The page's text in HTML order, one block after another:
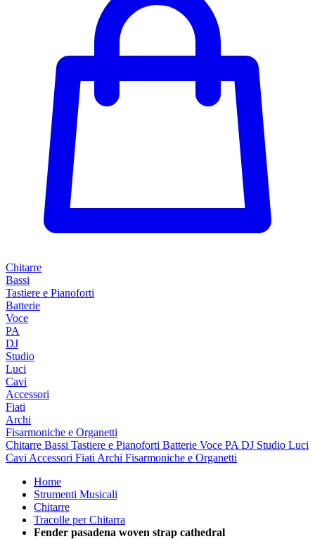
Chitarre
Bassi
Tastiere e Pianoforti
Batterie
Voce
PA
DJ
Studio
Luci
Cavi
Accessori
Fiati
Archi
Fisarmoniche e Organetti
Chitarre Bassi Tastiere e Pianoforti Batterie Voce PA DJ Studio Luci
Cavi Accessori Fiati Archi Fisarmoniche e Organetti
Home
Strumenti Musicali
Chitarre
Tracolle per Chitarra
Fender pasadena woven strap cathedral